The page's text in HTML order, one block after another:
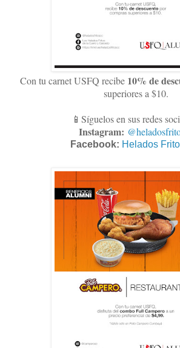
Con tu carnet USFQ recibe 10% de
superiores a $10.
📱Síguelos en sus redes
Instagram:
Facebook: Helados